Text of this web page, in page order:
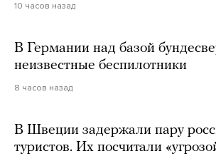
10 часов назад
В Германии над базой
неизвестные беспилотники
8 часов назад
В Швеции задержали пару
туристов. Их посчитали